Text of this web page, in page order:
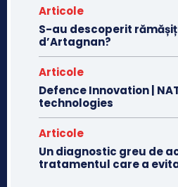
Articole
S-au descoperit
d’Artagnan?
Articole
Defence Innovation |
technologies
Articole
Un diagnostic greu de
tratamentul care a